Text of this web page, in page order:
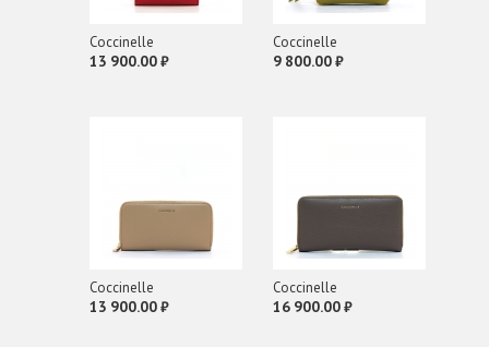
Coсcinelle
13 900.00 ₽
Coсcinelle
9 800.00 ₽
Coсcinelle
13 900.00 ₽
Coсcinelle
16 900.00 ₽